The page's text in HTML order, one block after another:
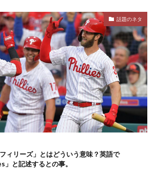
話題のネタ
ィリーズ」とはどういう意味？英語で
と記述するとの事。